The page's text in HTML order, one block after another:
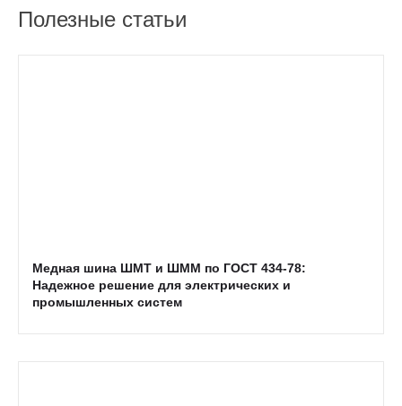
Полезные статьи
Медная шина ШМТ и ШММ по ГОСТ 434-78:
Надежное решение для электрических и
промышленных систем